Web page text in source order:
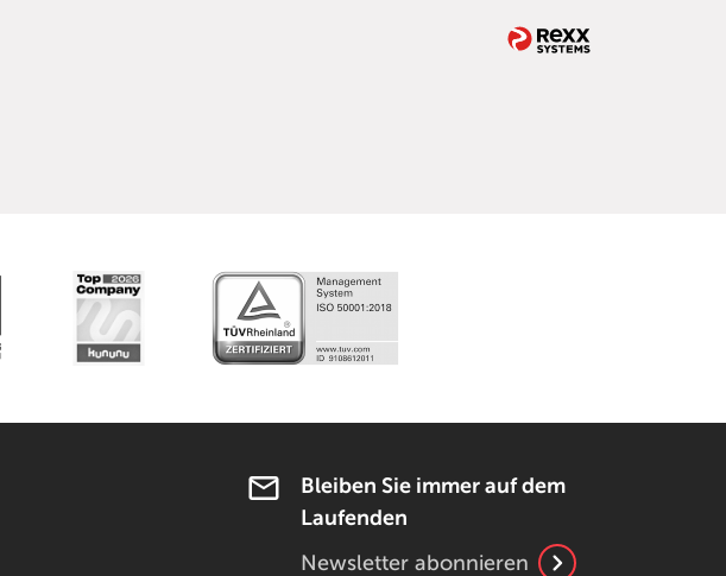
Bleiben Sie immer auf dem
Laufenden
Newsletter abonnieren